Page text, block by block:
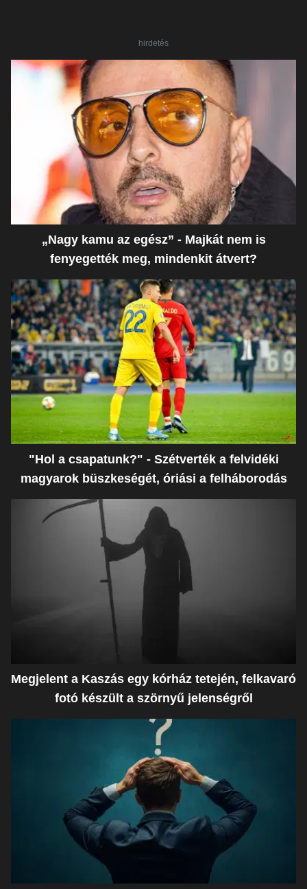
hirdetés
„Nagy kamu az egész” - Majkát nem is
fenyegették meg, mindenkit átvert?
"Hol a csapatunk?" - Szétverték a felvidéki
magyarok büszkeségét, óriási a felháborodás
Megjelent a Kaszás egy kórház tetején, felkavaró
fotó készült a szörnyű jelenségről